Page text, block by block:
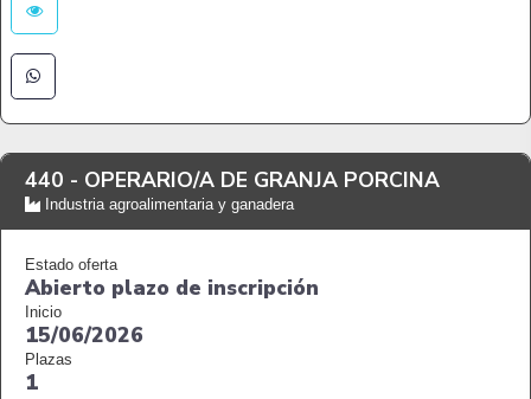
440 - OPERARIO/A DE GRANJA PORCINA
Industria agroalimentaria y ganadera
Estado oferta
Abierto plazo de inscripción
Inicio
15/06/2026
Plazas
1